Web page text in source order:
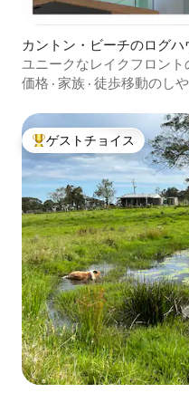
カントン・ビーチのログハ
ユニークなレイクフロン
価格 · 家族 · 徒歩移動のし
大好評のゲストチョイスで
ゲストチョイス